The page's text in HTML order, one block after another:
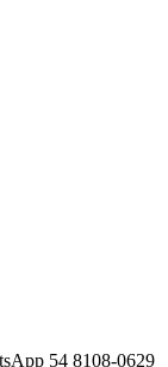
54 8108-0629